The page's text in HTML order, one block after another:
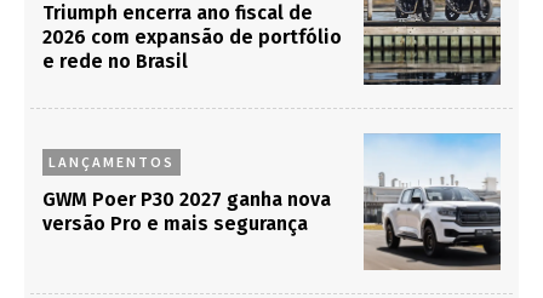
Triumph encerra ano fiscal de
2026 com expansão de portfólio
e rede no Brasil
LANÇAMENTOS
GWM Poer P30 2027 ganha nova
versão Pro e mais segurança